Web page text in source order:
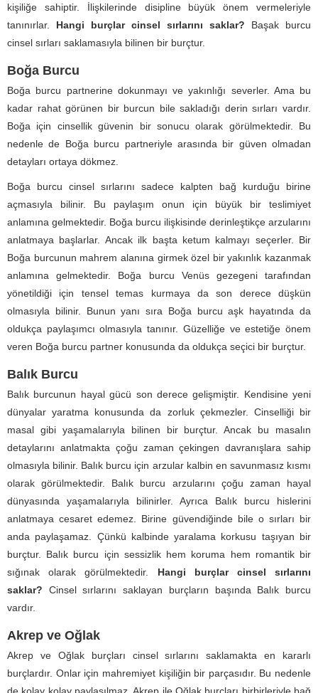
kişiliğe sahiptir. İlişkilerinde disipline büyük önem vermeleriyle
tanınırlar. Hangi burçlar cinsel sırlarını saklar? Başak burcu
cinsel sırları saklamasıyla bilinen bir burçtur.
Boğa Burcu
Boğa burcu partnerine dokunmayı ve yakınlığı severler. Ama bu
kadar rahat görünen bir burcun bile sakladığı derin sırları vardır.
Boğa için cinsellik güvenin bir sonucu olarak görülmektedir. Bu
nedenle de Boğa burcu partneriyle arasında bir güven olmadan
detayları ortaya dökmez.
Boğa burcu cinsel sırlarını sadece kalpten bağ kurduğu birine
açmasıyla bilinir. Bu paylaşım onun için büyük bir teslimiyet
anlamına gelmektedir. Boğa burcu ilişkisinde derinleştikçe arzularını
anlatmaya başlarlar. Ancak ilk başta ketum kalmayı seçerler. Bir
Boğa burcunun mahrem alanına girmek özel bir yakınlık kazanmak
anlamına gelmektedir. Boğa burcu Venüs gezegeni tarafından
yönetildiği için tensel temas kurmaya da son derece düşkün
olmasıyla bilinir. Bunun yanı sıra Boğa burcu aşk hayatında da
oldukça paylaşımcı olmasıyla tanınır. Güzelliğe ve estetiğe önem
veren Boğa burcu partner konusunda da oldukça seçici bir burçtur.
Balık Burcu
Balık burcunun hayal gücü son derece gelişmiştir. Kendisine yeni
dünyalar yaratma konusunda da zorluk çekmezler. Cinselliği bir
masal gibi yaşamalarıyla bilinen bir burçtur. Ancak bu masalın
detaylarını anlatmakta çoğu zaman çekingen davranışlara sahip
olmasıyla bilinir. Balık burcu için arzular kalbin en savunmasız kısmı
olarak görülmektedir. Balık burcu arzularını çoğu zaman hayal
dünyasında yaşamalarıyla bilinirler. Ayrıca Balık burcu hislerini
anlatmaya cesaret edemez. Birine güvendiğinde bile o sırları bir
anda paylaşamaz. Çünkü kalbinde yaralama korkusu taşıyan bir
burçtur. Balık burcu için sessizlik hem koruma hem romantik bir
sığınak olarak görülmektedir. Hangi burçlar cinsel sırlarını
saklar? Cinsel sırlarını saklayan burçların başında Balık burcu
vardır.
Akrep ve Oğlak
Akrep ve Oğlak burçları cinsel sırlarını saklamakta en kararlı
burçlardır. Onlar için mahremiyet kişiliğin bir parçasıdır. Bu nedenle